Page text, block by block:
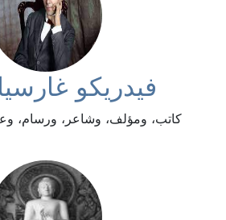
فيدريكو
كاتب، ومؤلف، وشاعر، ورسام،